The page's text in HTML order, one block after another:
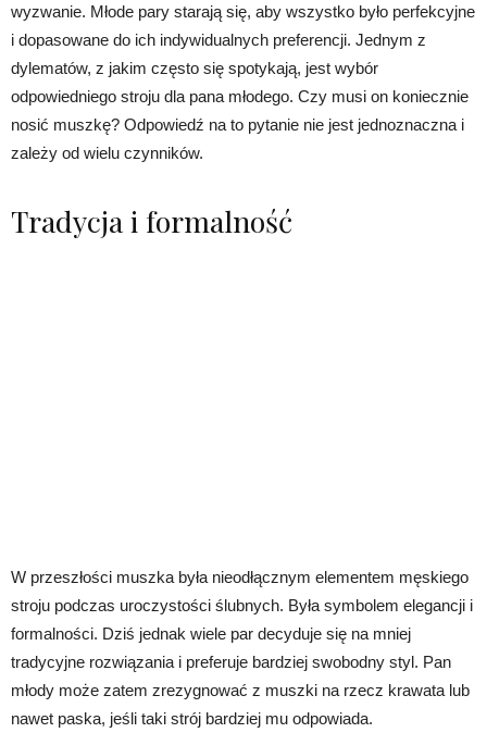
wyzwanie. Młode pary starają się, aby wszystko było perfekcyjne
i dopasowane do ich indywidualnych preferencji. Jednym z
dylematów, z jakim często się spotykają, jest wybór
odpowiedniego stroju dla pana młodego. Czy musi on koniecznie
nosić muszkę? Odpowiedź na to pytanie nie jest jednoznaczna i
zależy od wielu czynników.
Tradycja i formalność
W przeszłości muszka była nieodłącznym elementem męskiego
stroju podczas uroczystości ślubnych. Była symbolem elegancji i
formalności. Dziś jednak wiele par decyduje się na mniej
tradycyjne rozwiązania i preferuje bardziej swobodny styl. Pan
młody może zatem zrezygnować z muszki na rzecz krawata lub
nawet paska, jeśli taki strój bardziej mu odpowiada.